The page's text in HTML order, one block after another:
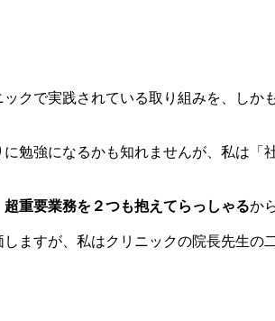
クで実践されている取り組みを、しか
勉強になるかも知れませんが、私は「
重要業務を２つも抱えてらっしゃるか
ますが、私はクリニックの院長先生の